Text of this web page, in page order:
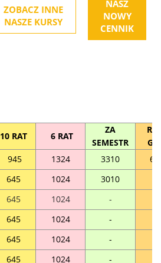
ZOBACZ INNE
NASZE KURSY
NASZ
NOWY
CENNIK
10 RAT 6 RAT
ZA
SEMESTR
945 1324 3310
645 1024 3010
645 1024 -
645 1024 -
645 1024 -
645 1024 -